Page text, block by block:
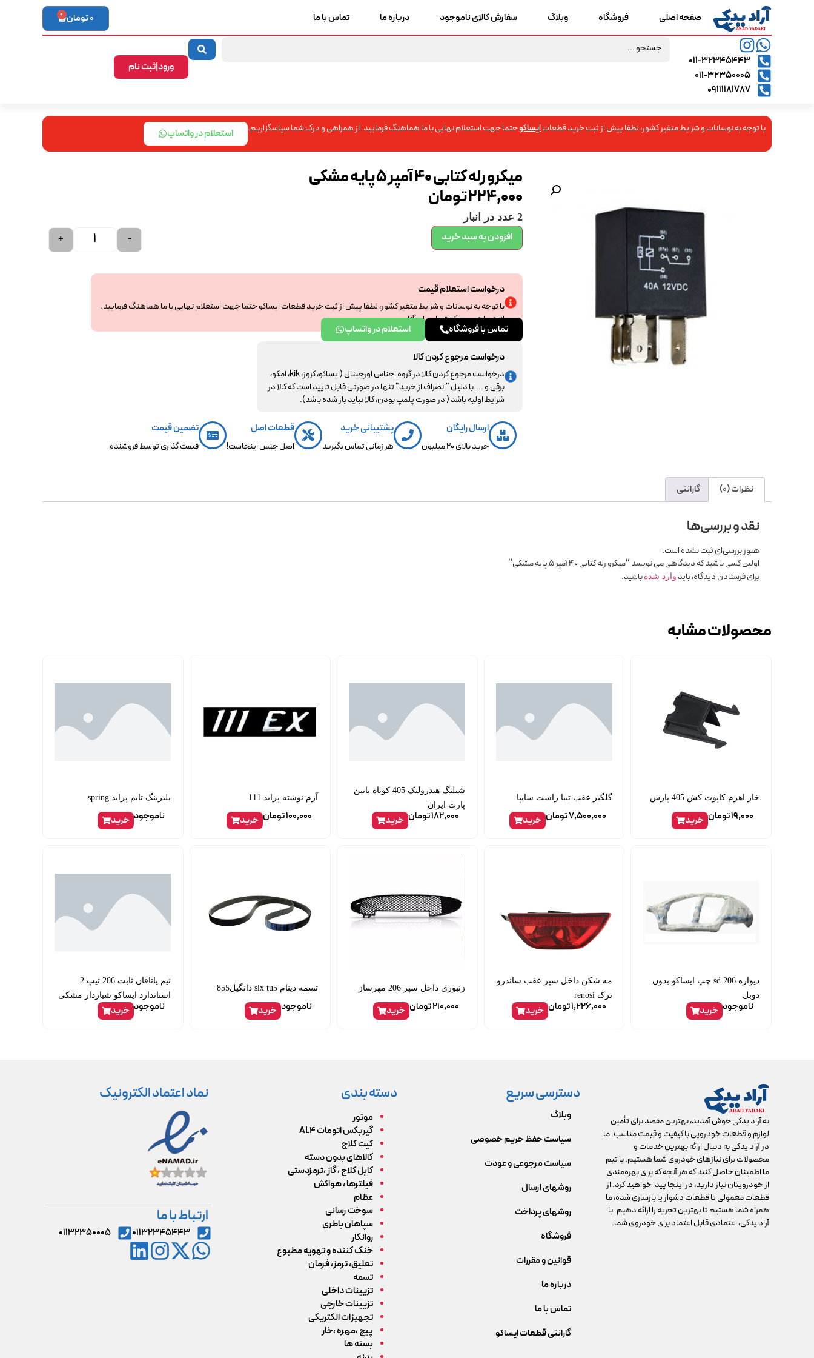
۰۱۱-۳۲۳۴۵۴۴۳
۰۱۱-۳۲۳۵۰۰۰۵
09111181787
ورود|ثبت نام
صفحه اصلی فروشگاه وبلاگ سفارش کالای ناموجود درباره ما تماس با ما 0تومان 0
با توجه به نوسانات و شرایط متغیر کشور، لطفا پیش از ثبت خرید قطعاتایساکوحتما جهت استعلام نهایی با ما هماهنگ فرمایید. از همراهی و درک شما سپاسگزاریم. استعلام در واتساپ
میکرو رله کتابی 40 آمپر 5 پایه مشکی
224,000تومان
2 عدد در انبار
-
+ افزودن به سبد خرید
درخواست استعلام قیمت
با توجه به نوسانات و شرایط متغیر کشور، لطفا پیش از ثبت خرید قطعات ایساکو حتما جهت استعلام نهایی با ما هماهنگ فرمایید.
از همراهی و درک شما سپاسگزاریم.
تماس با فروشگاه
استعلام در واتساپ
درخواست مرجوع کردن کالا
درخواست مرجوع کردن کالا در گروه اجناس اورجینال (ایساکو، کروز، kik، امکو،
برقی و ....با دلیل "انصراف از خرید" تنها در صورتی قابل تایید است که کالا در
شرایط اولیه باشد ( در صورت پلمپ بودن، کالا نباید باز شده باشد).
ارسال رایگان
خرید بالای 20 میلیون
پشتیبانی خرید
هر زمانی تماس بگیرید
قطعات اصل
اصل جنس اینجاست!
تضمین قیمت
قیمت گذاری توسط فروشنده
نظرات (0) گارانتی
نقد و بررسی‌ها
هنوز بررسی‌ای ثبت نشده است.
اولین کسی باشید که دیدگاهی می نویسد “میکرو رله کتابی 40 آمپر 5 پایه مشکی”
برای فرستادن دیدگاه، باید وارد شده باشید.
محصولات مشابه
خار اهرم کاپوت کش 405 پارس
19,000تومان خرید
گلگیر عقب تیبا راست سایپا
7,500,000تومان خرید
شیلنگ هیدرولیک 405 کوتاه پایین
پارت ایران
182,000تومان خرید
آرم نوشته پراید 111
100,000تومان خرید
بلبرینگ تایم پراید spring
ناموجود خرید
دیواره 206 sd چپ ایساکو بدون
دوبل
ناموجود خرید
مه شکن داخل سپر عقب ساندرو
ترک renosi
1,226,000تومان خرید
زنبوری داخل سپر 206 مهرساز
210,000تومان خرید
تسمه دینام slx tu5 دانگیل855
ناموجود خرید
نیم یاتاقان ثابت 206 تیپ 2
استاندارد ایساکو شیاردار مشکی
ناموجود خرید
به آراد یدکی خوش آمدید، بهترین مقصد برای تأمین
لوازم و قطعات خودرویی با کیفیت و قیمت مناسب. ما
در آراد یدکی به دنبال ارائه بهترین خدمات و
محصولات برای نیازهای خودروی شما هستیم. با تیم
ما اطمینان حاصل کنید که هر آنچه که برای بهره‌مندی
از خودرویتان نیاز دارید، در اینجا پیدا خواهید کرد. از
قطعات معمولی تا قطعات دشوار یا بازسازی شده، ما
همراه شما هستیم تا بهترین تجربه را ارائه دهیم. با
آراد یدکی، اعتمادی قابل اعتماد برای خودروی شما.
دسترسی سریع
وبلاگ
سیاست حفظ حریم خصوصی
سیاست مرجوعی و عودت
روشهای ارسال
روشهای پرداخت
فروشگاه
قوانین و مقررات
درباره ما
تماس با ما
گارانتی قطعات ایساکو
دسته بندی
موتور
گیربکس اتومات AL4
کیت کلاج
کالاهای بدون دسته
کابل کلاج ، گاز ،ترمزدستی
فیلترها ، هواکش
عظام
سوخت رسانی
سپاهان باطری
روانکار
خنک کننده و تهویه مطبوع
تعلیق، ترمز، فرمان
تسمه
تزیینات داخلی
تزیینات خارجی
تجهیزات الکتریکی
پیچ ،مهره ،خار
بسته ها
نماد اعتماد الکترونیک
ارتباط با ما
۰۱۱۳۲۳۴۵۴۴۳ ۰۱۱۳۲۳۵۰۰۰۵